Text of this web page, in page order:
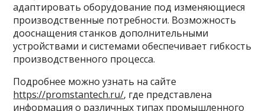
адаптировать оборудование под изменяющиеся
производственные потребности. Возможность
дооснащения станков дополнительными
устройствами и системами обеспечивает гибкость
производственного процесса.
Подробнее можно узнать на сайте
https://promstantech.ru/, где представлена
информация о различных типах промышленного